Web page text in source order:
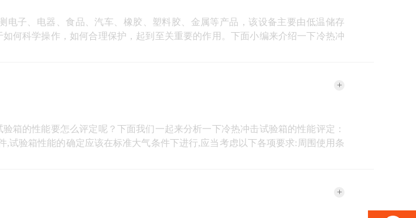
子、电器、食品、汽车、橡胶、塑料胶、金属等产品，该设备主要由低温储存
何科学操作，如何合理保护，起到至关重要的作用。下面小编来介绍一下冷热冲
+
箱的性能要怎么评定呢？下面我们一起来分析一下冷热冲击试验箱的性能评定：
试验箱性能的确定应该在标准大气条件下进行,应当考虑以下各项要求:周围使用条
+